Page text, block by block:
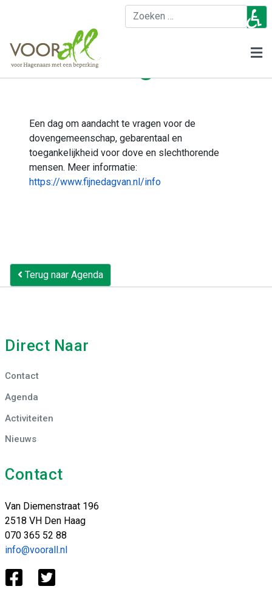
2026: Wereld
Doven Dag
Een dag om aandacht te vragen voor de
dovengemeenschap, gebarentaal en
toegankelijkheid voor dove en slechthorende
mensen. Meer informatie:
https://www.fijnedagvan.nl/info
Terug naar Agenda
Direct Naar
Contact
Agenda
Activiteiten
Nieuws
Contact
Van Diemenstraat 196
2518 VH Den Haag
070 365 52 88
info@voorall.nl
♿